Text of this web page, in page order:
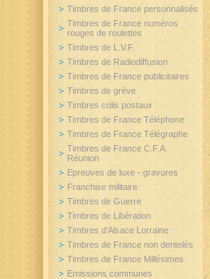
Timbres de France personnalisés
Timbres de France numéros
rouges de roulettes
Timbres de L.V.F.
Timbres de Radiodiffusion
Timbres de France publicitaires
Timbres de grève
Timbres colis postaux
Timbres de France Téléphone
Timbres de France Télégraphe
Timbres de France C.F.A.
Réunion
Epreuves de luxe - gravures
Franchise militaire
Timbres de Guerre
Timbres de Libération
Timbres d'Alsace Lorraine
Timbres de France non dentelés
Timbres de France Millésimes
Emissions communes